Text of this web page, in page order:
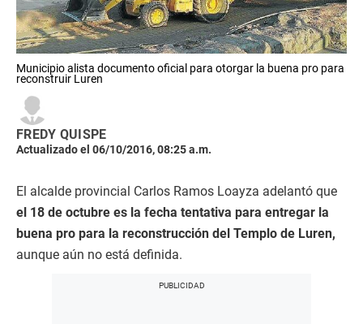
Municipio alista documento oficial para otorgar la buena pro para
reconstruir Luren
FREDY QUISPE
Actualizado el 06/10/2016, 08:25 a.m.
El alcalde provincial Carlos Ramos Loayza adelantó que
el 18 de octubre es la fecha tentativa para entregar la
buena pro para la reconstrucción del Templo de Luren,
aunque aún no está definida.